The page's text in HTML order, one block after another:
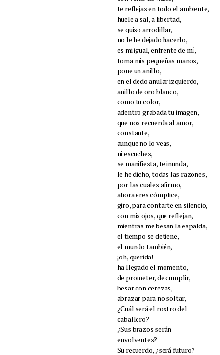
te reflejas en todo el ambiente,
huele a sal, a libertad,
se quiso arrodillar,
no le he dejado hacerlo,
es mi igual, enfrente de mí,
toma mis pequeñas manos,
pone un anillo,
en el dedo anular izquierdo,
anillo de oro blanco,
como tu color,
adentro grabada tu imagen,
que nos recuerda al amor,
constante,
aunque no lo veas,
ni escuches,
se manifiesta, te inunda,
le he dicho, todas las razones,
por las cuales afirmo,
ahora eres cómplice,
giro, para contarte en silencio,
con mis ojos, que reflejan,
mientras me besan la espalda,
el tiempo se detiene,
el mundo también,
¡oh, querida!
ha llegado el momento,
de prometer, de cumplir,
besar con cerezas,
abrazar para no soltar,
¿Cuál será el rostro del
caballero?
¿Sus brazos serán
envolventes?
Su recuerdo, ¿será futuro?